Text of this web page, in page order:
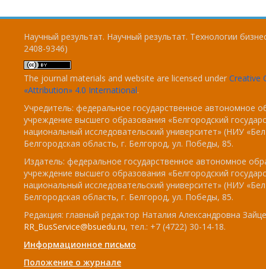
Научный результат. Научный результат. Технологии
2408-9346)
The journal materials and website are licensed under Creative
«Attribution» 4.0 International.
Учредитель: федеральное государственное автономное
учреждение высшего образования «Белгородский
национальный исследовательский университет» (НИУ
Белгородская область, г. Белгород, ул. Победы, 85.
Издатель: федеральное государственное автономное
учреждение высшего образования «Белгородский
национальный исследовательский университет» (НИУ
Белгородская область, г. Белгород, ул. Победы, 85.
Редакция: главный редактор Наталия Александровна
RR_BusService@bsuedu.ru, тел.: +7 (4722) 30-14-18.
Информационное письмо
Положение о журнале